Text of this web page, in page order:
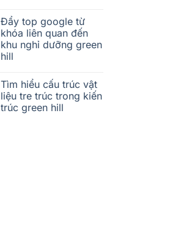
Đẩy top google từ
khóa liên quan đến
khu nghỉ dưỡng green
hill
Tìm hiểu cấu trúc vật
liệu tre trúc trong kiến
trúc green hill